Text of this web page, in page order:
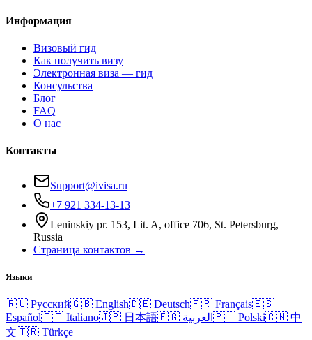
Информация
Визовый гид
Как получить визу
Электронная виза — гид
Консульства
Блог
FAQ
О нас
Контакты
Support@ivisa.ru
+7 921 334-13-13
Leninskiy pr. 153, Lit. A, office 706, St. Petersburg,
Russia
Страница контактов →
Языки
🇷🇺 Русский🇬🇧 English🇩🇪 Deutsch🇫🇷 Français🇪🇸
Español🇮🇹 Italiano🇯🇵 日本語🇪🇬 العربية 🇵🇱 Polski🇨🇳 中
文🇹🇷 Türkçe